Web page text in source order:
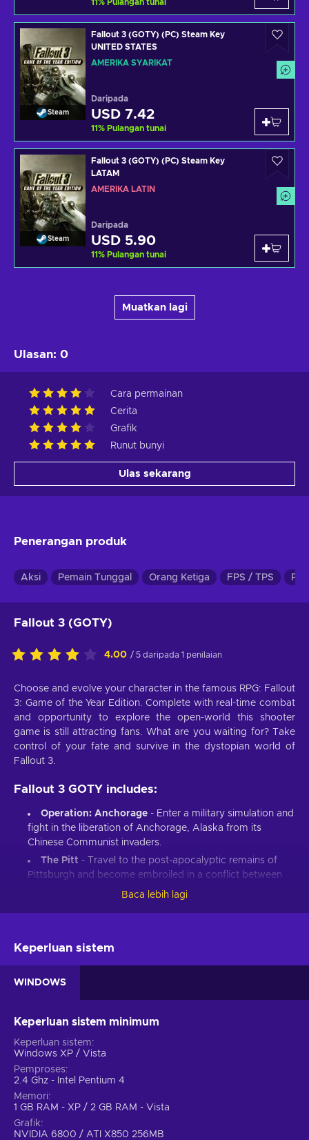
11 % Pulangan tunai
Steam
Fallout 3 (GOTY) (PC) Steam Key
UNITED STATES
AMERIKA SYARIKAT
Daripada
USD 7.42
11% Pulangan tunai
Steam
Fallout 3 (GOTY) (PC) Steam Key
LATAM
AMERIKA LATIN
Daripada
USD 5.90
11% Pulangan tunai
Muatkan lagi
Ulasan: 0
Cara permainan
Cerita
Grafik
Runut bunyi
Ulas sekarang
Penerangan produk
Aksi Pemain Tunggal Orang Ketiga FPS / TPS
Fallout 3 (GOTY)
4.00 / 5 daripada 1 penilaian
Choose and evolve your character in the famous RPG: Fallout
3: Game of the Year Edition. Complete with real-time combat
and opportunity to explore the open-world this shooter
game is still attracting fans. What are you waiting for? Take
control of your fate and survive in the dystopian world of
Fallout 3.
Fallout 3 GOTY includes:
Operation: Anchorage - Enter a military simulation and
fight in the liberation of Anchorage, Alaska from its
Chinese Communist invaders.
The Pitt - Travel to the post-apocalyptic remains of
Pittsburgh and become embroiled in a conflict between
slaves and their Raider masters.
Point Lookout- Embark on a mysterious and open-
ended adventure in a huge, murky swampland along the
coast of Maryland.
Mothership Zeta- Defy hostile alien abductors and
fight your way off of the alien mothership, orbiting miles
above the Capital Wasteland.
Baca lebih lagi
Keperluan sistem
WINDOWS
Keperluan sistem minimum
Keperluan sistem
Windows XP / Vista
Pemproses
2.4 Ghz - Intel Pentium 4
Memori
1 GB RAM - XP / 2 GB RAM - Vista
Grafik
NVIDIA 6800 / ATI X850 256MB